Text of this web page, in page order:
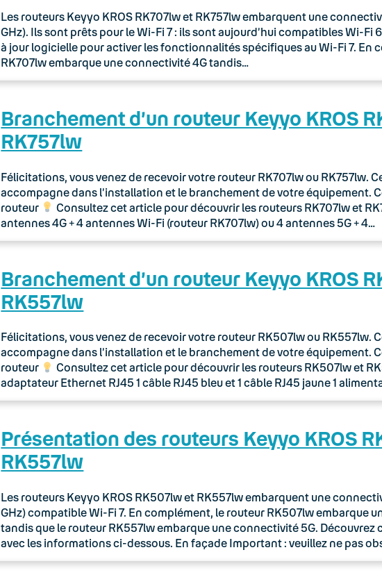
Les routeurs Keyyo KROS RK707lw et RK757lw embarquent une
GHz). Ils sont prêts pour le Wi-Fi 7 : ils sont aujourd’hui compatibles Wi-Fi
à jour logicielle pour activer les fonctionnalités spécifiques au Wi-Fi 7. En
RK707lw embarque une connectivité 4G tandis…
Branchement d’un routeur Keyyo KROS
RK757lw
Félicitations, vous venez de recevoir votre routeur RK707lw ou RK757lw.
accompagne dans l’installation et le branchement de votre équipement.
routeur
Consultez cet article pour découvrir les routeurs RK707lw et
antennes 4G + 4 antennes Wi-Fi (routeur RK707lw) ou 4 antennes 5G + 4…
Branchement d’un routeur Keyyo KROS
RK557lw
Félicitations, vous venez de recevoir votre routeur RK507lw ou RK557lw.
accompagne dans l’installation et le branchement de votre équipement.
routeur
Consultez cet article pour découvrir les routeurs RK507lw et
adaptateur Ethernet RJ45 1 câble RJ45 bleu et 1 câble RJ45 jaune 1
Présentation des routeurs Keyyo KROS
RK557lw
Les routeurs Keyyo KROS RK507lw et RK557lw embarquent une
GHz) compatible Wi-Fi 7. En complément, le routeur RK507lw embarque
tandis que le routeur RK557lw embarque une connectivité 5G. Découvrez
avec les informations ci-dessous. En façade Important : veuillez ne pas